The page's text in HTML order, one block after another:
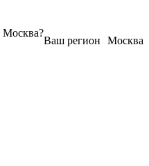
Москва
Ваш регион
Москва?